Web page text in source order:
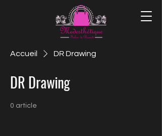
Accueil DR Drawing
DR Drawing
0 article